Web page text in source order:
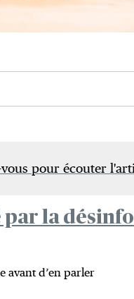
vous pour écouter
par la
avant d’en parler